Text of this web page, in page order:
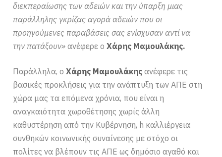
διεκπεραίωσης των αδειών και την ύπαρξη μιας
παράλληλης γκρίζας αγορά αδειών που οι
προηγούμενες παραβάσεις σας ενίσχυσαν αντί να
την πατάξουν» ανέφερε οΧάρης Μαμουλάκης.
Παράλληλα, οΧάρης Μαμουλάκης ανέφερε τις
βασικές προκλήσεις για την ανάπτυξη των ΑΠΕ στη
χώρα μας τα επόμενα χρόνια, που είναι η
αναγκαιότητα χωροθέτησης χωρίς άλλη
καθυστέρηση από την Κυβέρνηση, h καλλιέργεια
συνθηκών κοινωνικής συναίνεσης με στόχο οι
πολίτες να βλέπουν τις ΑΠΕ ως δημόσιο αγαθό και